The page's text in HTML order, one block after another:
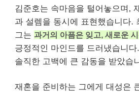
김준호는 속마음을 털어놓으며,
과 설렘을 동시에 표현했습니다.
그는 과거의 아픔은 잊고, 새로운
긍정적인 마인드를 드러냈습니
솔직한 고백에 큰 감동을 받았습
재혼을 준비하는 그에게 대성은